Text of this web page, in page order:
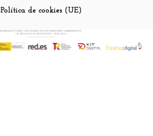
Política de cookies (UE)